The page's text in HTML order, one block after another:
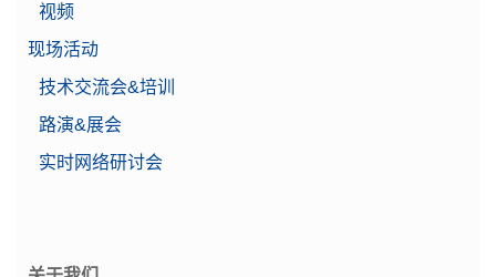
视频
现场活动
技术交流会&培训
路演&展会
实时网络研讨会